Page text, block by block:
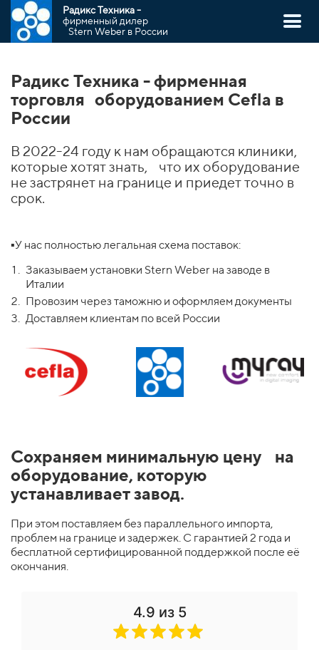
Радикс Техника -
фирменный дилер
Stern Weber в России
Радикс Техника - фирменная
торговля оборудованием Cefla в
России
В 2022-24 году к нам обращаются клиники,
которые хотят знать, что их оборудование
не застрянет на границе и приедет точно в
срок.
▪️У нас полностью легальная схема поставок:
Заказываем установки Stern Weber на заводе в
Италии
Провозим через таможню и оформляем документы
Доставляем клиентам по всей России
Сохраняем минимальную цену на
оборудование, которую
устанавливает завод.
При этом поставляем без параллельного импорта,
проблем на границе и задержек. С гарантией 2 года и
бесплатной сертифицированной поддержкой после её
окончания.
4.9 из 5